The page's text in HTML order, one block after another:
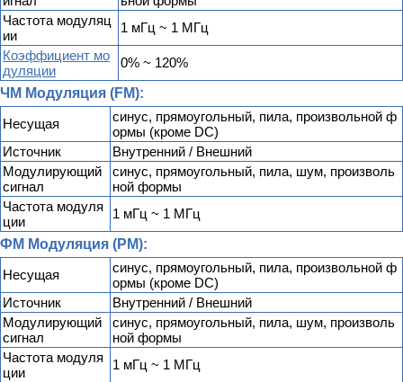
Частота модуляц
ии
1 мГц ~ 1 МГц
Коэффициент мо
дуляции
0% ~ 120%
ЧМ Модуляция (FM):
Несущая
синус, прямоугольный, пила, произвольной ф
ормы (кроме DC)
Источник
Внутренний / Внешний
Модулирующий
сигнал
синус, прямоугольный, пила, шум, произволь
ной формы
Частота модуля
ции
1 мГц ~ 1 МГц
ФМ Модуляция (PM):
Несущая
синус, прямоугольный, пила, произвольной ф
ормы (кроме DC)
Источник
Внутренний / Внешний
Модулирующий
сигнал
синус, прямоугольный, пила, шум, произволь
ной формы
Частота модуля
ции
1 мГц ~ 1 МГц